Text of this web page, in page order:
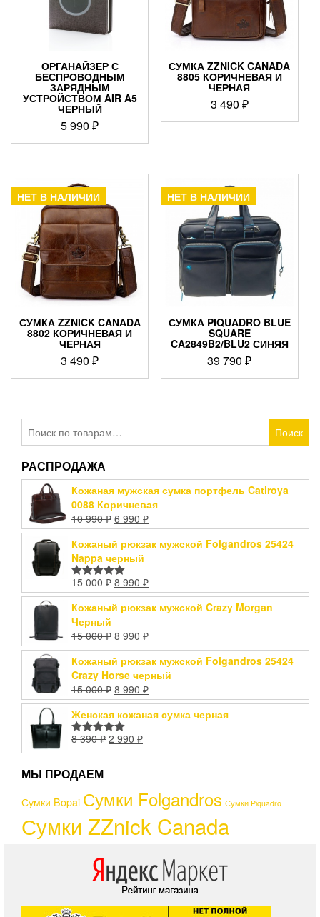
ОРГАНАЙЗЕР С
БЕСПРОВОДНЫМ
ЗАРЯДНЫМ
УСТРОЙСТВОМ AIR A5
ЧЕРНЫЙ
5 990₽
СУМКА ZZNICK CANADA
8805 КОРИЧНЕВАЯ И
ЧЕРНАЯ
3 490 ₽
НЕТ В НАЛИЧИИ
СУМКА ZZNICK CANADA
8802 КОРИЧНЕВАЯ И
ЧЕРНАЯ
3 490₽
НЕТ В НАЛИЧИИ
СУМКА PIQUADRO BLUE
SQUARE
CA2849B2/BLU2 СИНЯЯ
39 790₽
Поиск
РАСПРОДАЖА
Кожаная мужская сумка портфель Catiroya
0088 Коричневая
10 990₽ 6 990 ₽
Кожаный рюкзак мужской Folgandros 25424
Nappa черный
Оценка5.00
из 5
15 000₽ 8 990 ₽
Кожаный рюкзак мужской Crazy Morgan
Черный
15 000₽ 8 990 ₽
Кожаный рюкзак мужской Folgandros 25424
Crazy Horse черный
15 000₽ 8 990 ₽
Женская кожаная сумка черная
Оценка 5.00
из 5
8 390₽ 2 990 ₽
МЫ ПРОДАЕМ
Сумки Bopai Сумки Folgandros Сумки Piquadro
Сумки ZZnick Canada